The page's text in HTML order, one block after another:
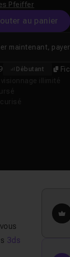
Pfeiffer
au panier
Débutant
maintenant,
3ds